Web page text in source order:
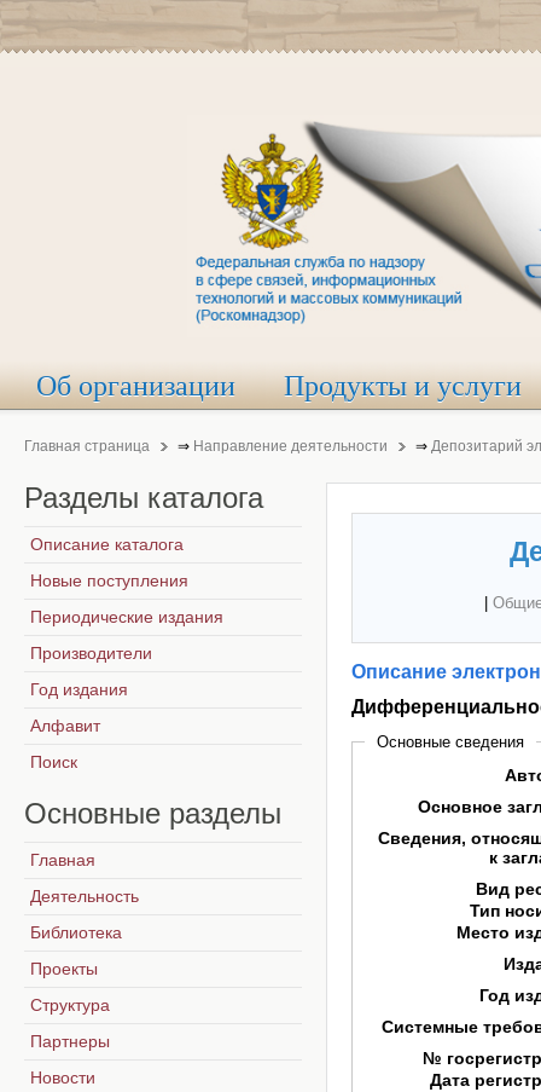
Об организации Продукты и услуги
Главная страница ⇒ Направление деятельности ⇒ Депозитарий
Описание
Основные сведения
Основное
Сведения,
к
Вид
Тип
Место
Год
Системные
№
Дата
Разделы каталога
Описание каталога
Новые поступления
Периодические издания
Производители
Год издания
Алфавит
Поиск
Основные разделы
Главная
Деятельность
Библиотека
Проекты
Структура
Партнеры
Новости